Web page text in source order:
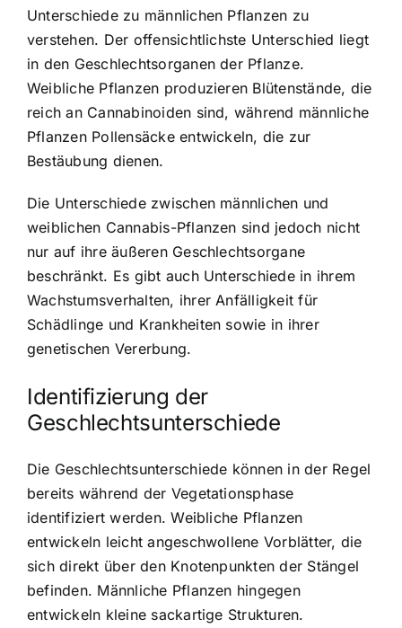
Unterschiede zu männlichen Pflanzen zu
verstehen. Der offensichtlichste Unterschied liegt
in den Geschlechtsorganen der Pflanze.
Weibliche Pflanzen produzieren Blütenstände, die
reich an Cannabinoiden sind, während männliche
Pflanzen Pollensäcke entwickeln, die zur
Bestäubung dienen.
Die Unterschiede zwischen männlichen und
weiblichen Cannabis-Pflanzen sind jedoch nicht
nur auf ihre äußeren Geschlechtsorgane
beschränkt. Es gibt auch Unterschiede in ihrem
Wachstumsverhalten, ihrer Anfälligkeit für
Schädlinge und Krankheiten sowie in ihrer
genetischen Vererbung.
Identifizierung der
Geschlechtsunterschiede
Die Geschlechtsunterschiede können in der Regel
bereits während der Vegetationsphase
identifiziert werden. Weibliche Pflanzen
entwickeln leicht angeschwollene Vorblätter, die
sich direkt über den Knotenpunkten der Stängel
befinden. Männliche Pflanzen hingegen
entwickeln kleine sackartige Strukturen.